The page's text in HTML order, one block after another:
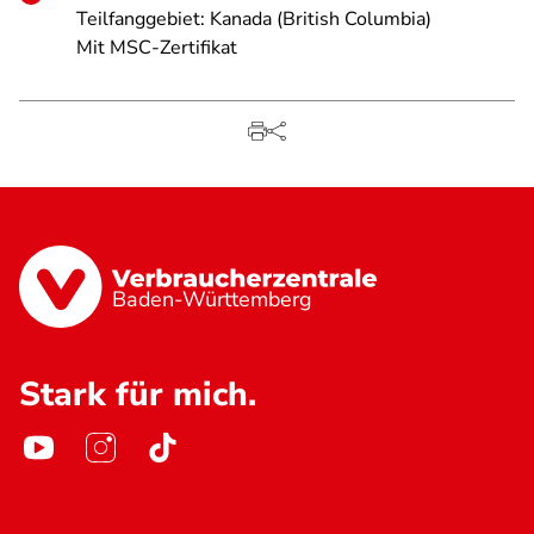
Teilfanggebiet: Kanada (British Columbia)
Mit MSC-Zertifikat
Baden-Württemberg
Stark für mich.